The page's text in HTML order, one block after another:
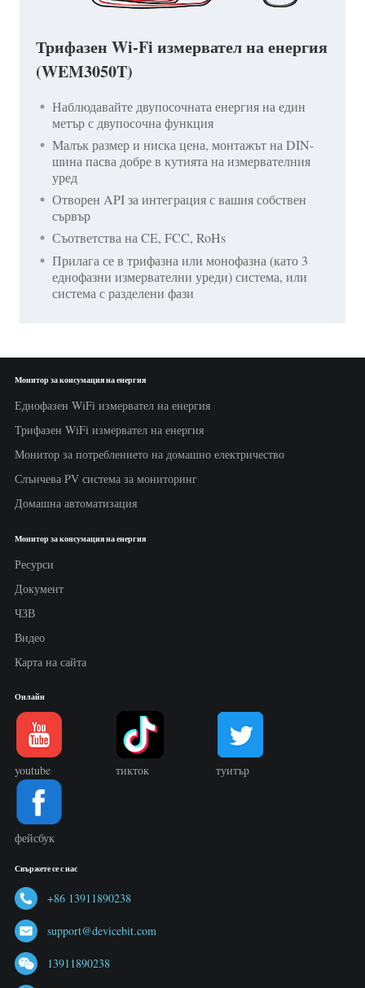
Трифазен Wi-Fi измервател на енергия
(WEM3050T)
Наблюдавайте двупосочната енергия на един
метър с двупосочна функция
Малък размер и ниска цена, монтажът на DIN-
шина пасва добре в кутията на измервателния
уред
Отворен API за интеграция с вашия собствен
сървър
Съответства на CE, FCC, RoHs
Прилага се в трифазна или монофазна (като 3
еднофазни измервателни уреди) система, или
система с разделени фази
Монитор за консумация на енергия
Еднофазен WiFi измервател на енергия
Трифазен WiFi измервател на енергия
Монитор за потреблението на домашно електричество
Слънчева PV система за мониторинг
Домашна автоматизация
Монитор за консумация на енергия
Ресурси
Документ
ЧЗВ
Видео
Карта на сайта
Онлайн
youtube тикток туитър
фейсбук
Свържете се с нас
+86 13911890238
support@devicebit.com
13911890238